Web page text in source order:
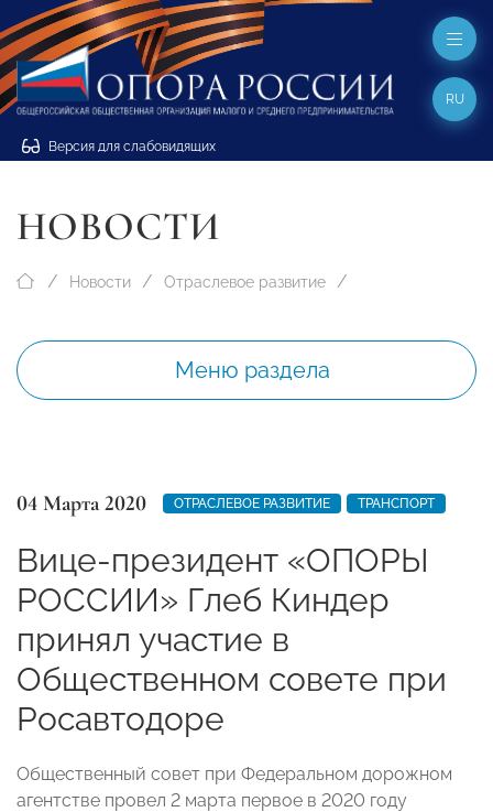
Версия для слабовидящих
RU
НОВОСТИ
Новости Отраслевое развитие
Меню раздела
04 Марта 2020 ОТРАСЛЕВОЕ РАЗВИТИЕ ТРАНСПОРТ
Вице-президент «ОПОРЫ
РОССИИ» Глеб Киндер
принял участие в
Общественном совете при
Росавтодоре
Общественный совет при Федеральном дорожном
агентстве провел 2 марта первое в 2020 году